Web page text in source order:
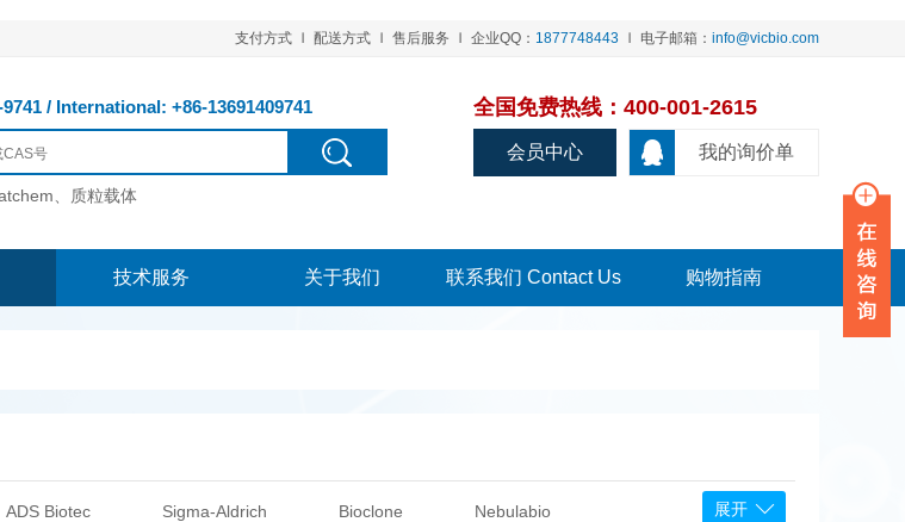
支付方式 配送方式 售后服务 企业QQ： 1877748443 电子邮箱： info@vicbio.com
/ International: +86-13691409741
、质粒载体
全国免费热线：400-001-2615
我的询价单
会员中心
技术服务 关于我们 联系我们 Contact Us 购物指南
ADS Biotec Sigma-Aldrich Bioclone Nebulabio 展开